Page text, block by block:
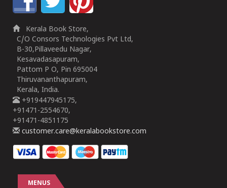
Kerala Book Store,
C/O Consors Technologies Pvt Ltd,
B-30,Pillaveedu Nagar,
Kesavadasapuram,
Pattom P O, Pin 695004
Thiruvananthapuram,
Kerala, India.
+919447945175,
+91471-2554670,
+91471-4851175
customer.care@keralabookstore.com
MENUS